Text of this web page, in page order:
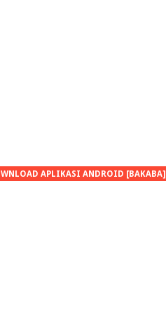
APLIKASI ANDROID [BAKABA]